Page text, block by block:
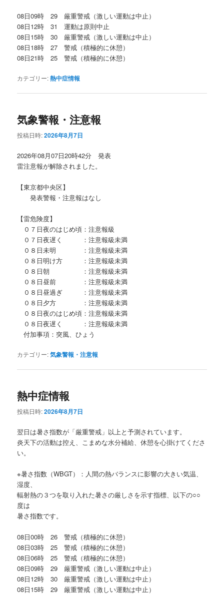
08日09時 29 厳重警戒（激しい運動は中止）
08日12時 31 運動は原則中止
08日15時 30 厳重警戒（激しい運動は中止）
08日18時 27 警戒（積極的に休憩）
08日21時 25 警戒（積極的に休憩）
カテゴリー:熱中症情報
気象警報・注意報
投稿日時:2026年8月7日
2026年08月07日20時42分 発表
雷注意報が解除されました。
【東京都中央区】
発表警報・注意報はなし
【雷危険度】
０７日夜のはじめ頃：注意報級
０７日夜遅く ：注意報級未満
０８日未明 ：注意報級未満
０８日明け方 ：注意報級未満
０８日朝 ：注意報級未満
０８日昼前 ：注意報級未満
０８日昼過ぎ ：注意報級未満
０８日夕方 ：注意報級未満
０８日夜のはじめ頃：注意報級未満
０８日夜遅く ：注意報級未満
付加事項：突風、ひょう
カテゴリー:気象警報・注意報
熱中症情報
投稿日時:2026年8月7日
翌日は暑さ指数が「厳重警戒」以上と予測されています。
炎天下の活動は控え、こまめな水分補給、休憩を心掛けてくださ
い。
※暑さ指数（WBGT）：人間の熱バランスに影響の大きい気温、
湿度、
輻射熱の３つを取り入れた暑さの厳しさを示す指標、以下の○○
度は
暑さ指数です。
08日00時 26 警戒（積極的に休憩）
08日03時 25 警戒（積極的に休憩）
08日06時 25 警戒（積極的に休憩）
08日09時 29 厳重警戒（激しい運動は中止）
08日12時 30 厳重警戒（激しい運動は中止）
08日15時 29 厳重警戒（激しい運動は中止）